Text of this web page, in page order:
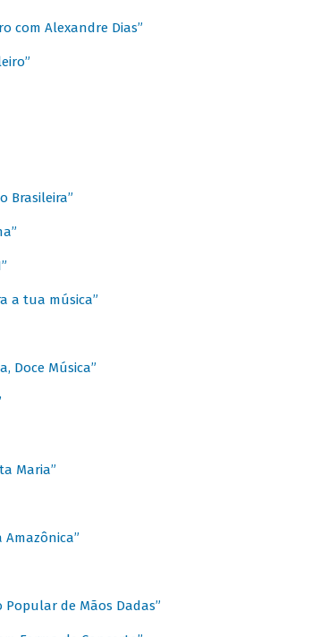
com Alexandre Dias”
Brasileira”
a tua música”
Doce Música”
Maria”
Popular de Mãos Dadas”